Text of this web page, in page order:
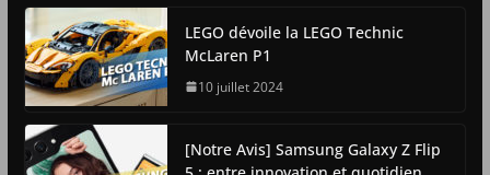
LEGO dévoile la LEGO Technic
McLaren P1
10 juillet 2024
[Notre Avis] Samsung Galaxy Z Flip